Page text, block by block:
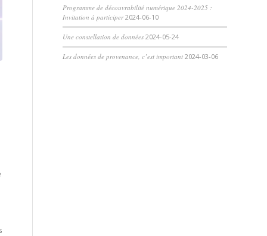
Programme de découvrabilité numérique 2024-2025 :
Invitation à participer 2024-06-10
Une constellation de données 2024-05-24
Les données de provenance, c’est important 2024-03-06